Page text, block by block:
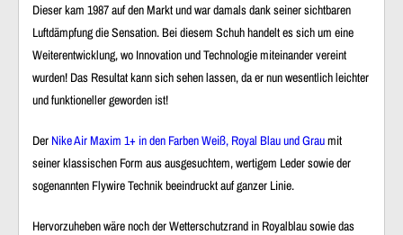
Dieser kam 1987 auf den Markt und war damals dank seiner sichtbaren
Luftdämpfung die Sensation. Bei diesem Schuh handelt es sich um eine
Weiterentwicklung, wo Innovation und Technologie miteinander vereint
wurden! Das Resultat kann sich sehen lassen, da er nun wesentlich leichter
und funktioneller geworden ist!
Der Nike Air Maxim 1+ in den Farben Weiß, Royal Blau und Graumit
seiner klassischen Form aus ausgesuchtem, wertigem Leder sowie der
sogenannten Flywire Technik beeindruckt auf ganzer Linie.
Hervorzuheben wäre noch der Wetterschutzrand in Royalblau sowie das